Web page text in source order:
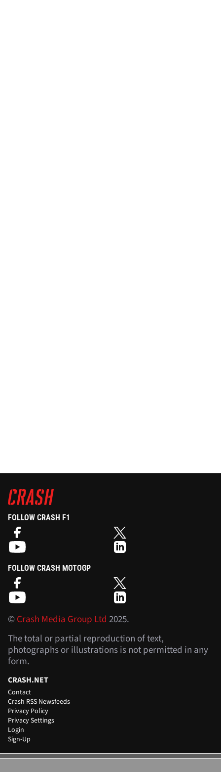
FOLLOW CRASH F1
FOLLOW CRASH MOTOGP
©Crash Media Group Ltd 2025.
The total or partial reproduction of text,
photographs or illustrations is not permitted in any
form.
CRASH.NET
Contact
Crash RSS Newsfeeds
Privacy Policy
Privacy Settings
Login
Sign-Up